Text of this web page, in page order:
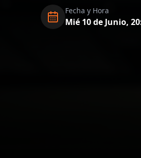
Fecha y Hora
Mié 10 de Junio,